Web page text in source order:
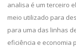
analisa é um terceiro
meio utilizado para
para uma das linhas
eficiência e economia